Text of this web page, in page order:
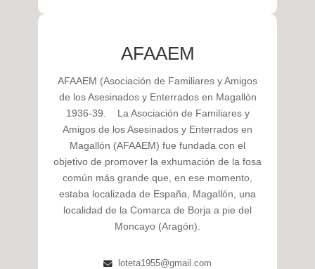
AFAAEM
AFAAEM (Asociación de Familiares y Amigos
de los Asesinados y Enterrados en Magallòn
1936-39. La Asociación de Familiares y
Amigos de los Asesinados y Enterrados en
Magallón (AFAAEM) fue fundada con el
objetivo de promover la exhumación de la fosa
común más grande que, en ese momento,
estaba localizada de España, Magallón, una
localidad de la Comarca de Borja a pie del
Moncayo (Aragón).
loteta1955@gmail.com